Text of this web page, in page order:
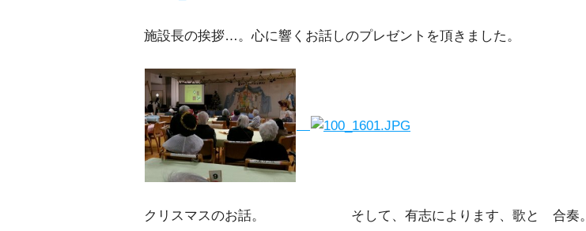
施設長の挨拶…。心に響くお話しのプレゼントを頂きました。
クリスマスのお話。 そして、有志によります、歌と 合奏。